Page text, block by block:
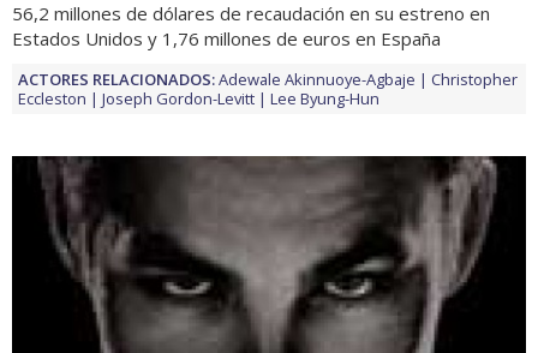
56,2 millones de dólares de recaudación en su estreno en
Estados Unidos y 1,76 millones de euros en España
ACTORES RELACIONADOS:Adewale Akinnuoye-Agbaje
Christopher
Eccleston
Joseph Gordon-Levitt Lee Byung-Hun